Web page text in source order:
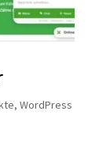
, WordPress